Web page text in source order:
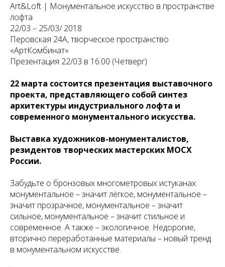
Art&Loft | Монументальное искусство в пространстве
лофта
22/03 – 25/03/ 2018
Перовская 24А, творческое пространство
«АртКомбинат»
Презентация 22/03 в 16.00 (Четверг)
22 марта состоится презентация выставочного
проекта, представляющего собой синтез
архитектуры индустриального лофта и
современного монументального искусства.
Выставка художников-монументалистов,
резидентов творческих мастерских МОСХ
России.
Забудьте о бронзовых многометровых истуканах:
монументальное – значит лёгкое, монументальное –
значит прозрачное, монументальное – значит
сильное, монументальное – значит стильное и
современное. А также – экологичное. Недорогие,
вторично переработанные материалы – новый тренд
в монументальном искусстве.